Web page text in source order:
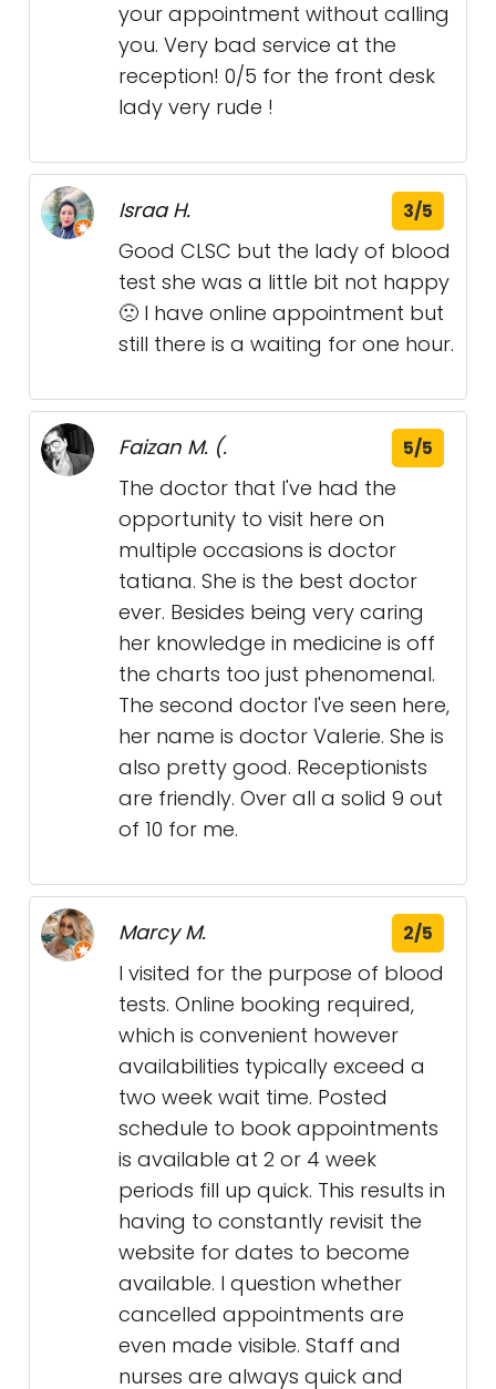
your appointment without calling
you. Very bad service at the
reception! 0/5 for the front desk
lady very rude !
Israa H. 3/5
Good CLSC but the lady of blood
test she was a little bit not happy
🙁 I have online appointment but
still there is a waiting for one hour.
Faizan M. (. 5/5
The doctor that I've had the
opportunity to visit here on
multiple occasions is doctor
tatiana. She is the best doctor
ever. Besides being very caring
her knowledge in medicine is off
the charts too just phenomenal.
The second doctor I've seen here,
her name is doctor Valerie. She is
also pretty good. Receptionists
are friendly. Over all a solid 9 out
of 10 for me.
Marcy M. 2/5
I visited for the purpose of blood
tests. Online booking required,
which is convenient however
availabilities typically exceed a
two week wait time. Posted
schedule to book appointments
is available at 2 or 4 week
periods fill up quick. This results in
having to constantly revisit the
website for dates to become
available. I question whether
cancelled appointments are
even made visible. Staff and
nurses are always quick and